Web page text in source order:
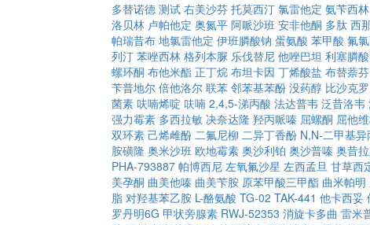
多替诺德 测试 右美沙芬 托莫西汀 氯雷他定 氨苄西林
洛贝林 卢帕他定 奥氮平 阿哌沙班 安非他酮 多肽 西
帕瑞昔布 地氯雷他定 伊班膦酸钠 蛋氨酸 苯甲酸 氟
列汀 苯唑西林 格列本脲 乐伐替尼 他唑巴坦 利塞膦酸
螺环酮 布他米酯 正丁烷 布坦卡因 丁烯酸盐 布替萘芬
苄普地尔 倍他洛尔 联苯 邻苯基苯酚 没药醇 比沙克罗
菌素 呋喃烯啶 呋喃 2,4,5-涕丙酸 法达普韦 泛昔洛韦
强力霉素 多西拉敏 决奈达隆 羟丙哌嗪 屈螺酮 屈他
双环素 己烯雌酚 二氟尼柳 二异丁香酚 N,N-二甲基
胺磺隆 奥米沙班 欧地霉素 奥沙利铂 奥沙普嗪 奥昔
PHA-793887 帕博西尼 左氧氟沙星 左西孟旦 甘草西
美孕酮 曲美他嗪 曲美苄胺 原苯甲酸三甲酯 曲米帕明
脂 对羟基苯乙胺 L-酪氨酸 TG-02 TAK-441 他卡西妥
罗丹明6G 甲状旁腺素 RWJ-52353 消旋卡多曲 雷米